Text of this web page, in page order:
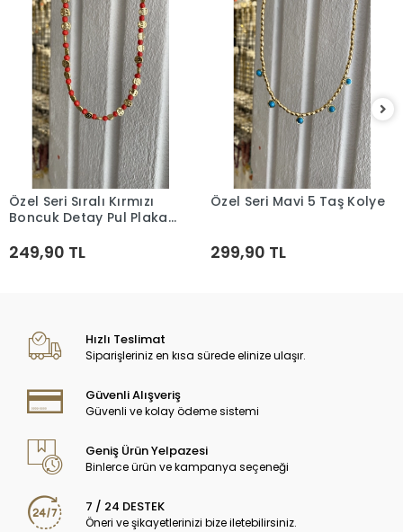
Sepete Ekle
Özel Seri Sıralı Kırmızı
Boncuk Detay Pul Plaka
249,90 TL
Sepete Ekle
Özel Seri Mavi 5 Taş Kolye
299,90 TL
Hızlı Teslimat
Siparişleriniz en kısa sürede elinize ulaşır.
Güvenli Alışveriş
Güvenli ve kolay ödeme sistemi
Geniş Ürün Yelpazesi
Binlerce ürün ve kampanya seçeneği
7 / 24 DESTEK
Öneri ve şikayetlerinizi bize iletebilirsiniz.